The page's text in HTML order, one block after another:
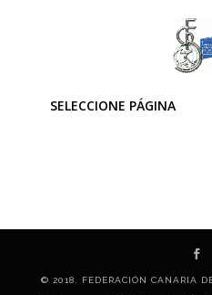
SELECCIONE PÁGINA
© 2018. FEDERACIÓN CANARIA